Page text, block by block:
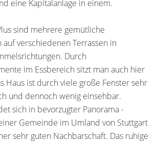
eine Kapitalanlage in einem.
sind mehrere gemütliche
verschiedenen Terrassen in
Durch
im Essbereich sitzt man auch hier
Haus ist durch viele große Fenster sehr
und dennoch wenig einsehbar.
sich in bevorzugter Panorama -
Gemeinde im Umland von Stuttgart
sehr guten Nachbarschaft. Das ruhige